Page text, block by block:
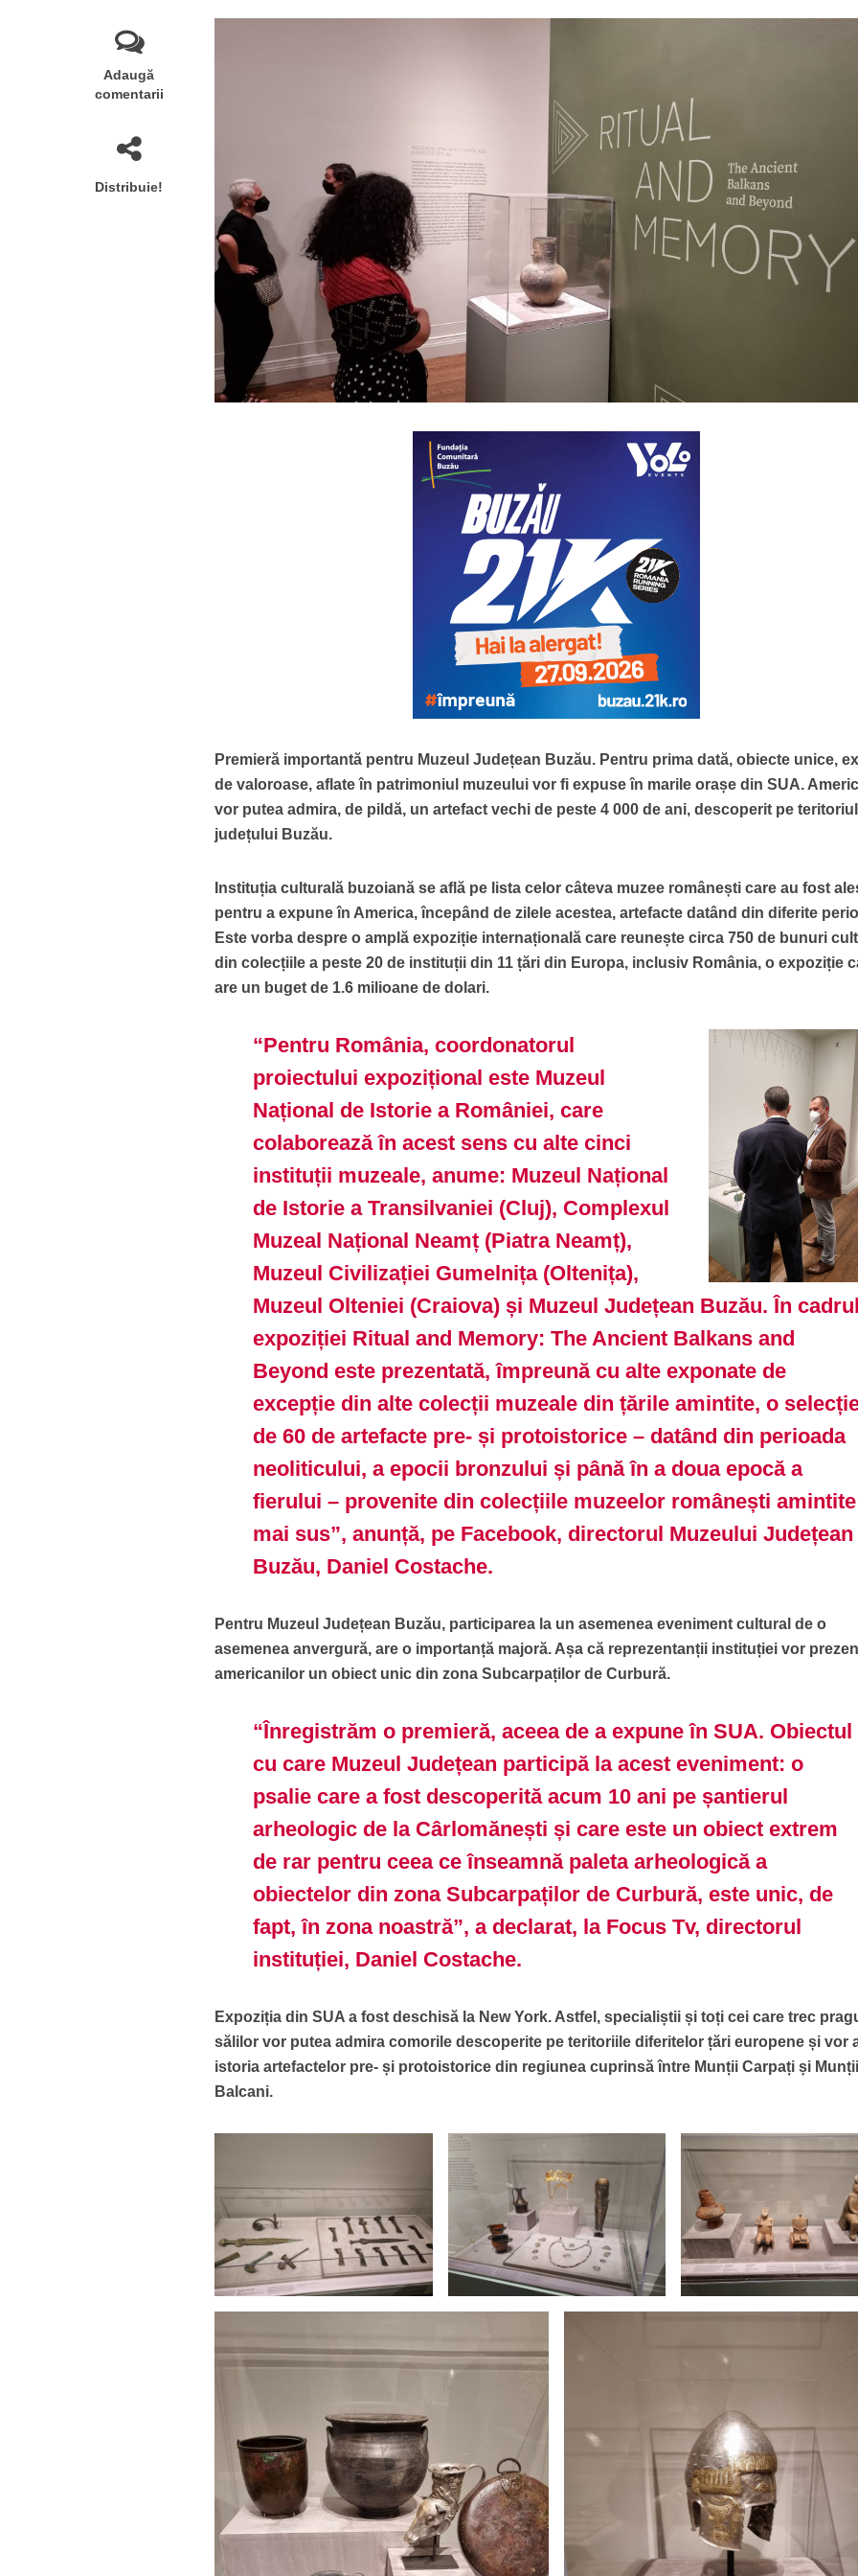
Adaugă
comentarii
Distribuie!
Premieră importantă pentru Muzeul Județean Buzău. Pentru prima dată, obiecte unice,
de valoroase, aflate în patrimoniul muzeului vor fi expuse în marile orașe din SUA.
vor putea admira, de pildă, un artefact vechi de peste 4 000 de ani, descoperit pe teritoriul
județului Buzău.
Instituția culturală buzoiană se află pe lista celor câteva muzee românești care au fost
pentru a expune în America, începând de zilele acestea, artefacte datând din diferite
Este vorba despre o amplă expoziție internațională care reunește circa 750 de bunuri
din colecțiile a peste 20 de instituții din 11 țări din Europa, inclusiv România, o expoziție
are un buget de 1.6 milioane de dolari.
“Pentru România, coordonatorul
proiectului expozițional este Muzeul
Național de Istorie a României, care
colaborează în acest sens cu alte cinci
instituții muzeale, anume: Muzeul Național
de Istorie a Transilvaniei (Cluj), Complexul
Muzeal Național Neamț (Piatra Neamț),
Muzeul Civilizației Gumelnița (Oltenița),
Muzeul Olteniei (Craiova) și Muzeul Județean Buzău. În cadrul
expoziției Ritual and Memory: The Ancient Balkans and
Beyond este prezentată, împreună cu alte exponate de
excepție din alte colecții muzeale din țările amintite, o
de 60 de artefacte pre- și protoistorice – datând din perioada
neoliticului, a epocii bronzului și până în a doua epocă a
fierului – provenite din colecțiile muzeelor românești amintite
mai sus”, anunță, pe Facebook, directorul Muzeului Județean
Buzău, Daniel Costache.
Pentru Muzeul Județean Buzău, participarea la un asemenea eveniment cultural de o
asemenea anvergură, are o importanță majoră. Așa că reprezentanții instituției vor
americanilor un obiect unic din zona Subcarpaților de Curbură.
“Înregistrăm o premieră, aceea de a expune în SUA. Obiectul
cu care Muzeul Județean participă la acest eveniment: o
psalie care a fost descoperită acum 10 ani pe șantierul
arheologic de la Cârlomănești și care este un obiect extrem
de rar pentru ceea ce înseamnă paleta arheologică a
obiectelor din zona Subcarpaților de Curbură, este unic, de
fapt, în zona noastră”, a declarat, la Focus Tv, directorul
instituției, Daniel Costache.
Expoziția din SUA a fost deschisă la New York. Astfel, specialiștii și toți cei care trec
sălilor vor putea admira comorile descoperite pe teritoriile diferitelor țări europene și vor
istoria artefactelor pre- și protoistorice din regiunea cuprinsă între Munții Carpați și Munții
Balcani.